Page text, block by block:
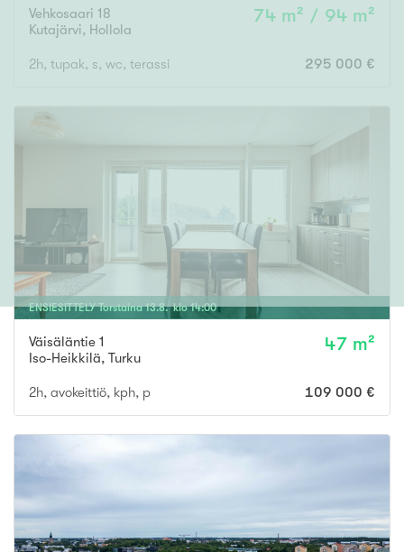
Vehkosaari 18
Kutajärvi, Hollola
74 m² / 94 m²
2h, tupak, s, wc, terassi 295 000 €
ENSIESITTELY Torstaina 13.8. klo14:00
Väisäläntie 1
Iso-Heikkilä, Turku
47 m²
2h, avokeittiö, kph, p 109 000 €